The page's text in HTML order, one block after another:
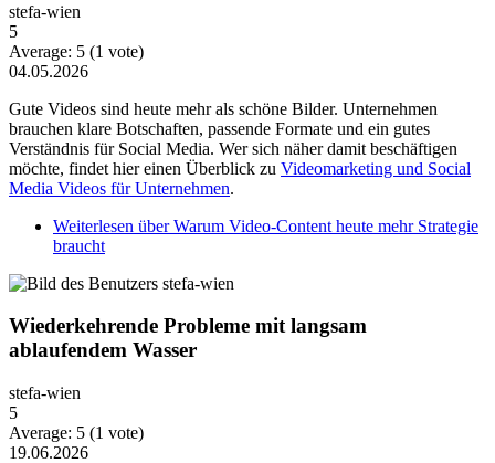
stefa-wien
5
Average: 5 (1 vote)
04.05.2026
Gute Videos sind heute mehr als schöne Bilder. Unternehmen
brauchen klare Botschaften, passende Formate und ein gutes
Verständnis für Social Media. Wer sich näher damit beschäftigen
möchte, findet hier einen Überblick zu Videomarketing und Social
Media Videos für Unternehmen.
Weiterlesen über Warum Video-Content heute mehr Strategie
braucht
Wiederkehrende Probleme mit langsam
ablaufendem Wasser
stefa-wien
5
Average: 5 (1 vote)
19.06.2026